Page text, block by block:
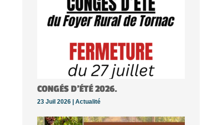
CONGÉS D’ÉTÉ 2026.
23 Juil 2026 | Actualité